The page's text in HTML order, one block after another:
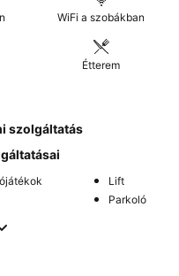
WiFi a szobákban
Étterem
szolgáltatás
Lift
Parkoló